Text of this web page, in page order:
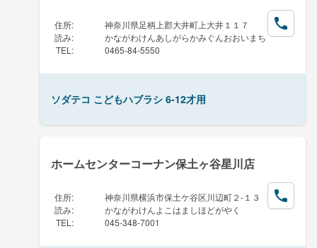
住所:
神奈川県足柄上郡大井町上大井１１７
読み:
かながわけんあしがらかみぐんおおいまち
TEL : 0465-84-5550
ソダテコ こどもハブラシ 6-12才用
ホームセンターコーナン保土ヶ谷星川店
住所:
神奈川県横浜市保土ケ谷区川辺町２-１３
読み:
かながわけんよこはましほどがやく
TEL : 045-348-7001